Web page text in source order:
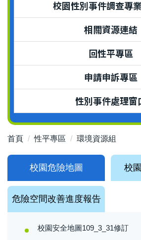
校園性別事件調查專
相關資源連結
回性平專區
申請申訴專區
性別事件處理窗
首頁 性平專區 環境資源組
校園危險地圖 校
危險空間改善進度報告
校園安全地圖109_3_31修訂